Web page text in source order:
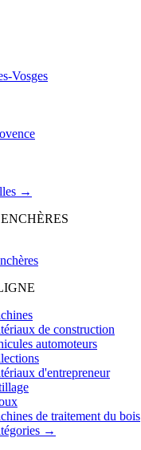
Vosges
→
de construction
automoteurs
d'entrepreneur
de traitement du bois
→